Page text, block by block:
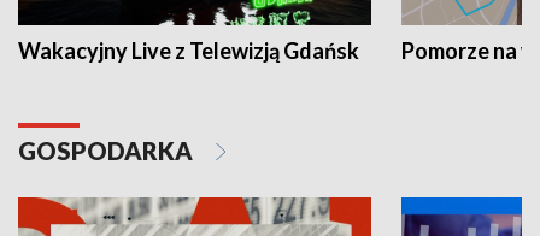
Wakacyjny Live z Telewizją Gdańsk Pomorze na
GOSPODARKA